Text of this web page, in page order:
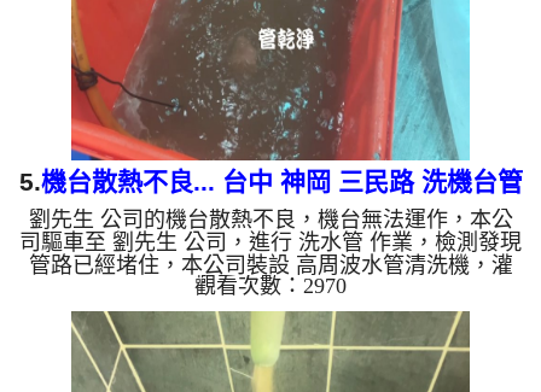
生鏽產生銅綠，如是藍...
5.機台散熱不良... 台中 神岡 三民路 洗機台管
路
劉先生 公司的機台散熱不良，機台無法運作，本公
司驅車至 劉先生 公司，進行 洗水管 作業，檢測發現
管路已經堵住，本公司裝設 高周波水管清洗機，灌
入 檸檬酸 至水管，等了約15分，開啟 水管清洗機 ，
啟動 螺旋波 模式，一開始就洗出泥水，還噴出牽絲
狀物體，四個多小時後，出水變乾淨出水量恢復，散
熱也正常了。 如是自來水，如水管老化，會產生鐵
鏽跟泥沙堆積，洗出來的水就會是咖啡色，地下水含
觀看次數：2970